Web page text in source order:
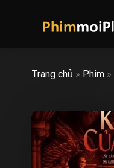
Trang chủ » Phim »